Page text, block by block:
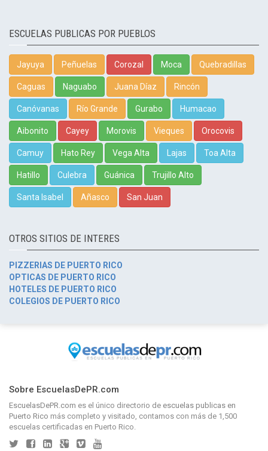
ESCUELAS PUBLICAS POR PUEBLOS
Jayuya Peñuelas Corozal Moca Quebradillas
Caguas Naguabo Juana Díaz Rincón
Canóvanas Río Grande Gurabo Humacao
Aibonito Cayey Morovis Vieques Orocovis
Camuy Hato Rey Vega Alta Lajas Toa Alta
Hatillo Culebra Guánica Trujillo Alto
Santa Isabel Añasco San Juan
OTROS SITIOS DE INTERES
PIZZERIAS DE PUERTO RICO
OPTICAS DE PUERTO RICO
HOTELES DE PUERTO RICO
COLEGIOS DE PUERTO RICO
Sobre EscuelasDePR.com
EscuelasDePR.com es el único directorio de escuelas publicas en
Puerto Rico más completo y visitado, contamos con más de 1,500
escuelas certificadas en Puerto Rico.